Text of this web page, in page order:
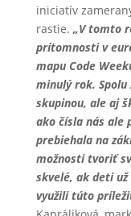
iniciatív
rastie. „V tomto
prítomnosti v
mapu Code
minulý rok.
skupinou, ale aj
ako čísla nás ale
prebiehala na
možnosti tvoriť
skvelé, ak deti
využili túto